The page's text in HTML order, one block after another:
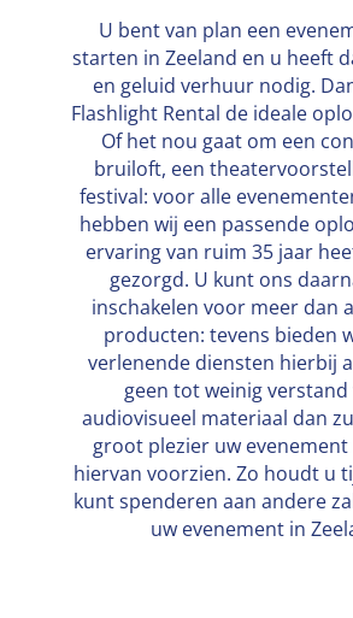
U bent van plan een
starten in Zeeland en u heeft
en geluid verhuur nodig.
Flashlight Rental de ideale
Of het nou gaat om een
bruiloft, een
festival: voor alle
hebben wij een passende
ervaring van ruim 35 jaar
gezorgd. U kunt ons
inschakelen voor meer dan
producten: tevens bieden
verlenende diensten hierbij
geen tot weinig
audiovisueel materiaal dan
groot plezier uw evenement
hiervan voorzien. Zo houdt u
kunt spenderen aan andere
uw evenement in